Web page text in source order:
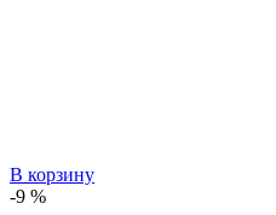
В корзину
-9 %